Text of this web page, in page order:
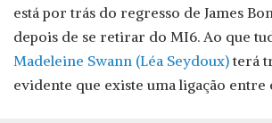
está por trás do regresso de James
depois de se retirar do MI6. Ao que
Madeleine Swann (Léa Seydoux)terá
evidente que existe uma ligação entre